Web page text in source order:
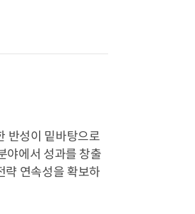
반성이 밑바탕으로
야에서 성과를 창출
략 연속성을 확보하